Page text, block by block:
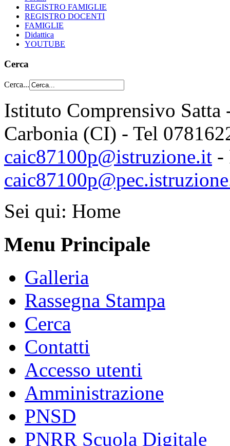
REGISTRO FAMIGLIE
REGISTRO DOCENTI
FAMIGLIE
Didattica
YOUTUBE
Cerca
Cerca...
Istituto Comprensivo
Carbonia (CI) - Tel
caic87100p@istruzione.it -
Sei qui: Home
Menu Principale
Galleria
Rassegna Stampa
Cerca
Contatti
Accesso utenti
Amministrazione
PNSD
PNRR Scuola Digitale